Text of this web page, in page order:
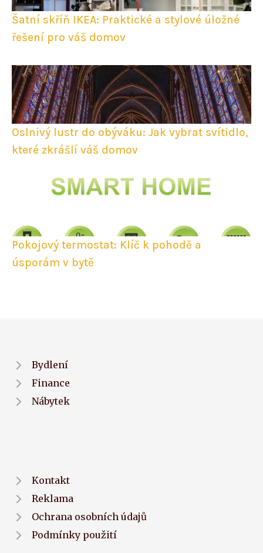
Šatní skříň IKEA: Praktické a stylové úložné
řešení pro váš domov
Oslnivý lustr do obýváku: Jak vybrat svítidlo,
které zkrášlí váš domov
Pokojový termostat: Klíč k pohodě a
úsporám v bytě
Bydlení
Finance
Nábytek
Kontakt
Reklama
Ochrana osobních údajů
Podmínky použití